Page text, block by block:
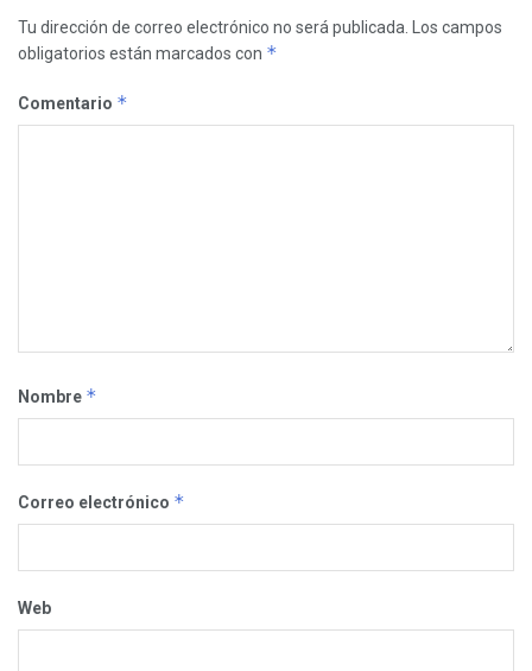
Tu dirección de correo electrónico no será publicada. Los campos
obligatorios están marcados con *
Comentario *
Nombre *
Correo electrónico *
Web